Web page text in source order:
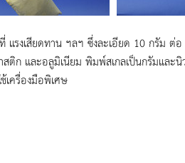
ที่ แรงเสียดทาน ฯลฯ ซึ่งละเอียด 10 กรัม
ติก และอลูมิเนียม พิมพ์สเกลเป็นกรัมและ
เครื่องมือพิเศษ